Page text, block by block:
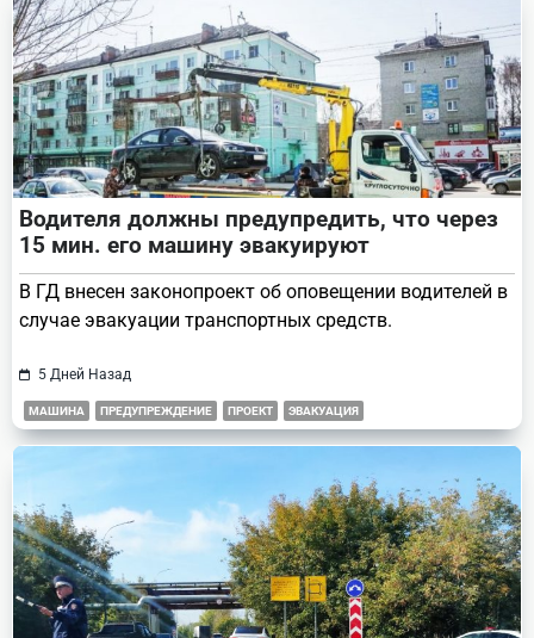
Водителя должны предупредить, что через
15 мин. его машину эвакуируют
В ГД внесен законопроект об оповещении водителей в
случае эвакуации транспортных средств.
5 Дней Назад
МАШИНА ПРЕДУПРЕЖДЕНИЕ ПРОЕКТ ЭВАКУАЦИЯ